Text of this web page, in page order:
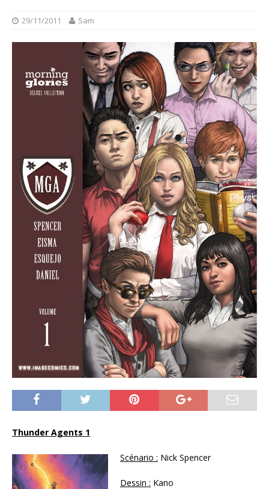
29/11/2011 Sam
Thunder Agents 1
Scénario : Nick Spencer
Dessin : Kano